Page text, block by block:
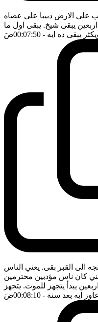
على الارض دبيبا على عصاه
يبقى شيخ. يبقى اول ما
يبقى ده ايه - 00:07:50 ضَ
الى القبر بقى. يعني الناس
كان ناس مؤدبين محترمين
يبدأ يتجهز للموت. يتجهز
ايه بعد سنة - 00:08:10 ضَ